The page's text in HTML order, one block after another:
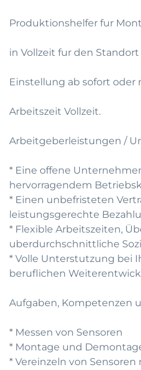
Produktionshelfer fur
in Vollzeit fur den
Einstellung ab sofort oder
Arbeitszeit Vollzeit.
Arbeitgeberleistungen /
* Eine offene
hervorragendem
* Einen unbefristeten
leistungsgerechte
* Flexible Arbeitszeiten,
uberdurchschnittliche
* Volle Unterstutzung bei
beruflichen
Aufgaben, Kompetenzen
* Messen von Sensoren
* Montage und
* Vereinzeln von